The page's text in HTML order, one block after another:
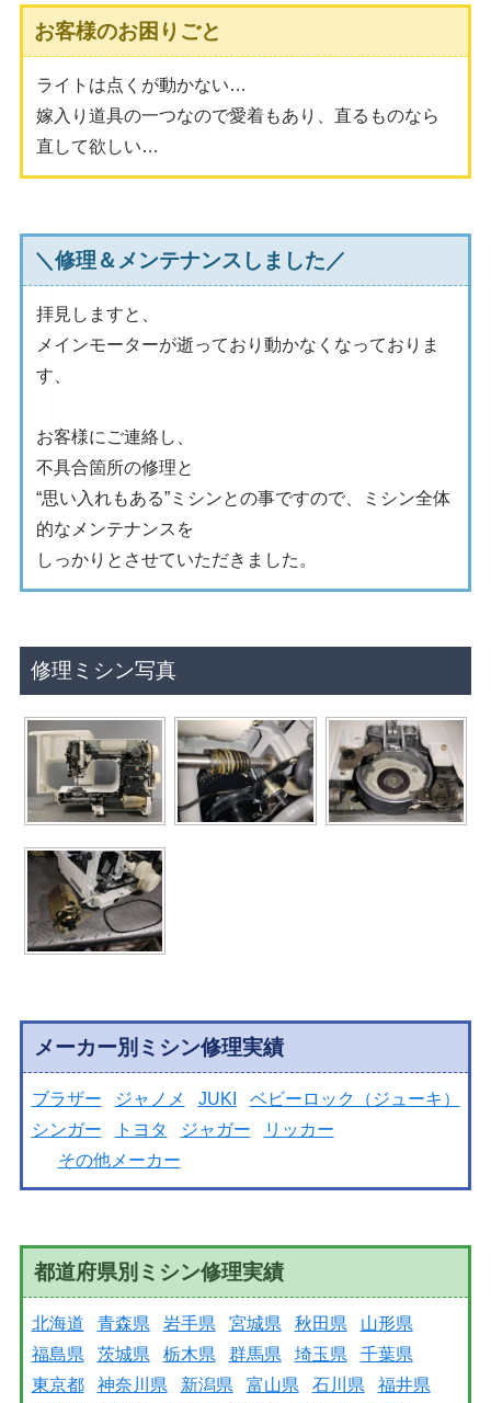
お客様のお困りごと
ライトは点くが動かない…
嫁入り道具の一つなので愛着もあり、直るものなら
直して欲しい…
＼修理＆メンテナンスしました／
拝見しますと、
メインモーターが逝っており動かなくなっておりま
す、
お客様にご連絡し、
不具合箇所の修理と
“思い入れもある”ミシンとの事ですので、ミシン全体
的なメンテナンスを
しっかりとさせていただきました。
修理ミシン写真
メーカー別ミシン修理実績
ブラザー ジャノメ JUKI
ベビーロック（ジューキ）
シンガー
トヨタ ジャガー
リッカー
その他メーカー
都道府県別ミシン修理実績
北海道 青森県 岩手県 宮城県 秋田県
山形県
福島県
茨城県 栃木県 群馬県 埼玉県
千葉県
東京都
神奈川県 新潟県 富山県 石川県
福井県